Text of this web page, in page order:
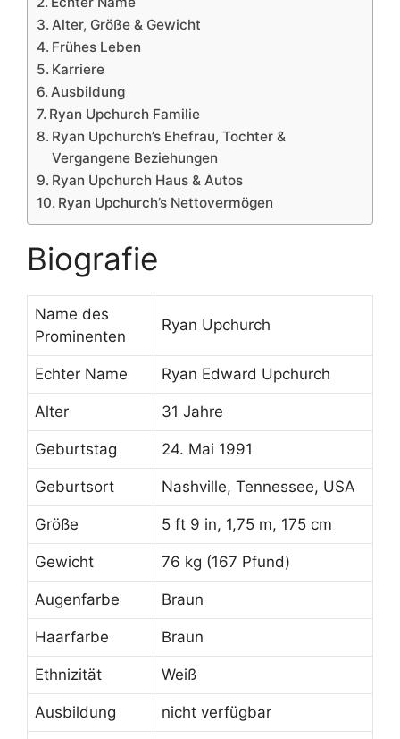
Alter, Größe & Gewicht
Frühes Leben
Karriere
Ausbildung
Ryan Upchurch Familie
Ryan Upchurch’s Ehefrau, Tochter &
Vergangene Beziehungen
Ryan Upchurch Haus & Autos
Ryan Upchurch’s Nettovermögen
Biografie
Name des
Prominenten
Ryan Upchurch
Echter Name Ryan Edward Upchurch
Alter 31 Jahre
Geburtstag 24. Mai 1991
Geburtsort Nashville, Tennessee, USA
Größe 5 ft 9 in, 1,75 m, 175 cm
Gewicht 76 kg (167 Pfund)
Augenfarbe Braun
Haarfarbe Braun
Ethnizität Weiß
Ausbildung nicht verfügbar